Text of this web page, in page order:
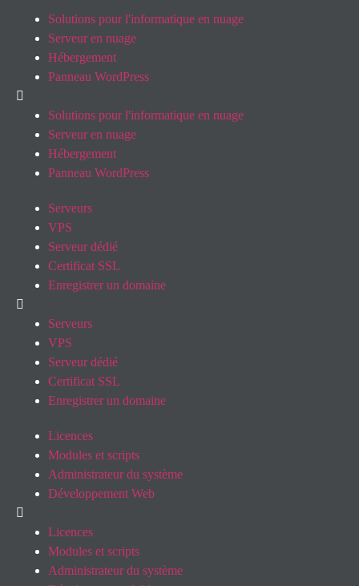
Solutions pour l'informatique en nuage
Serveur en nuage
Hébergement
Panneau WordPress
Solutions pour l'informatique en nuage
Serveur en nuage
Hébergement
Panneau WordPress
Serveurs
VPS
Serveur dédié
Certificat SSL
Enregistrer un domaine
Serveurs
VPS
Serveur dédié
Certificat SSL
Enregistrer un domaine
Licences
Modules et scripts
Administrateur du système
Développement Web
Licences
Modules et scripts
Administrateur du système